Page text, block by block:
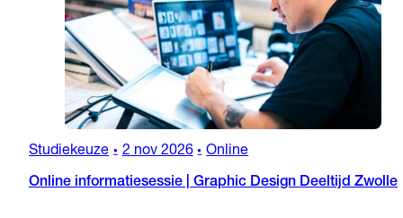
Studiekeuze • 2 nov 2026 • Online
Online informatiesessie | Graphic Design Deeltijd Zwolle